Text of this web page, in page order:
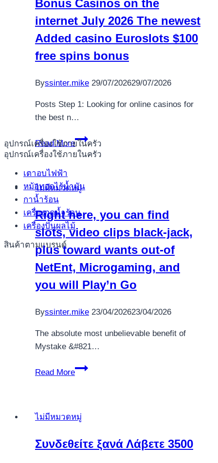
อุปกรณ์เครื่องใช้ภายในครัว
อุปกรณ์เครื่องใช้ภายในครัว
เตาอบไฟฟ้า
หม้อทอดไร้น้ำมัน
กาน้ำร้อน
เครื่องกดน้ำร้อน
เครื่องปั่นผลไม้
สินค้าตามแบรนด์
and
dazzling
payouts
which
Chance
Updates
Bonus Casinos on the
internet July 2026 The newest
Added casino Euroslots $100
free spins bonus
Byssinter.mike 29/07/202629/07/2026
Posts Step 1: Looking for online casinos for
the best n…
Read More
United
states
Bonus
on
the
internet
July
2026
The
Added
Euroslots
$100
spins
ไม่มีหมวดหมู่
Right here, you can find
slots, video clips black-jack,
plus toward wants out-of
NetEnt, Microgaming, and
you will Play’n Go
Byssinter.mike 23/04/202623/04/2026
The absolute most unbelievable benefit of
Mystake &#821…
Read More
Right
find
video
ไม่มีหมวดหมู่
Συνδεθείτε ξανά Λάβετε 3500